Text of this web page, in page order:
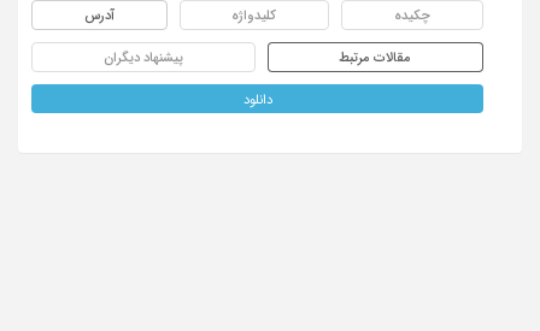
چکیده کلیدواژه آدرس
مقالات مرتبط پیشنهاد دیگران
دانلود